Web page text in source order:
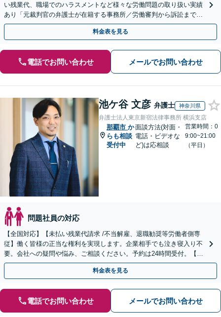
い残業代、職場でのハラスメントなど様々な労働問題の取り扱い実績
あり「元裁判官の弁護士が在籍する事務所／労働審判から訴訟まで、
裁判官経験を活かした最適な戦略を立案」
料金表を見る
電話でお問い合わせ メールでお問い合わせ
池ケ谷 文彦 弁護士 神奈川県
弁護士法人東京新宿法律事務所 横浜支店
那覇市 か
らも相談
受付中
面談方法(対面・
電話・ビデオな
ど)は応相談
営業時間：0
9:00~21:00
（平日）
問題社員の対応
【全国対応】【未払い残業代請求 /不当解雇、退職勧奨等労働者側専
従】働く皆様の正当な権利を実現します。企業相手でも泣き寝入り不
要。会社への疑問や悩み、ご相談ください。予約は24時間受付。【初
回面談無料】【夜間・休日対応可】
料金表を見る
電話でお問い合わせ メールでお問い合わせ